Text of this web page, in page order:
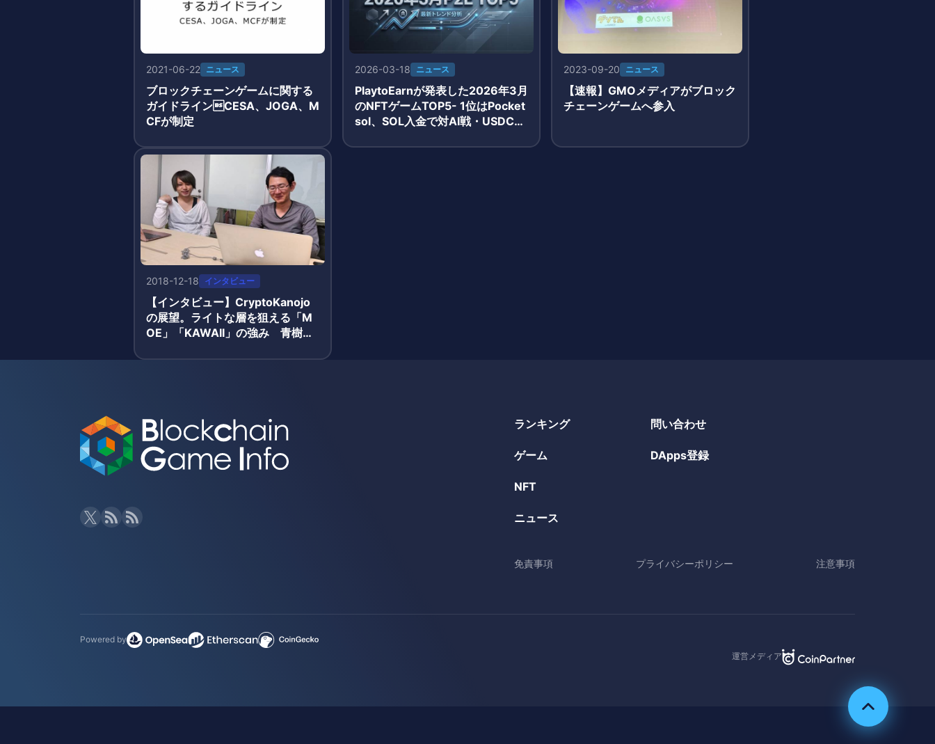
2021-06-22 ニュース
ブロックチェーンゲームに関する
ガイドラインCESA、JOGA、M
CFが制定
2026-03-18 ニュース
PlaytoEarnが発表した2026年3月
のNFTゲームTOP5- 1位はPocket
sol、SOL入金で対AI戦・USDC報
2023-09-20 ニュース
【速報】GMOメディアがブロック
チェーンゲームへ参入
2018-12-18 インタビュー
【インタビュー】CryptoKanojo
の展望。ライトな層を狙える「M
OE」「KAWAII」の強み 青樹
ランキング
ゲーム
NFT
ニュース
問い合わせ
DApps登録
免責事項 プライバシーポリシー 注意事項
Powered by
運営メディア